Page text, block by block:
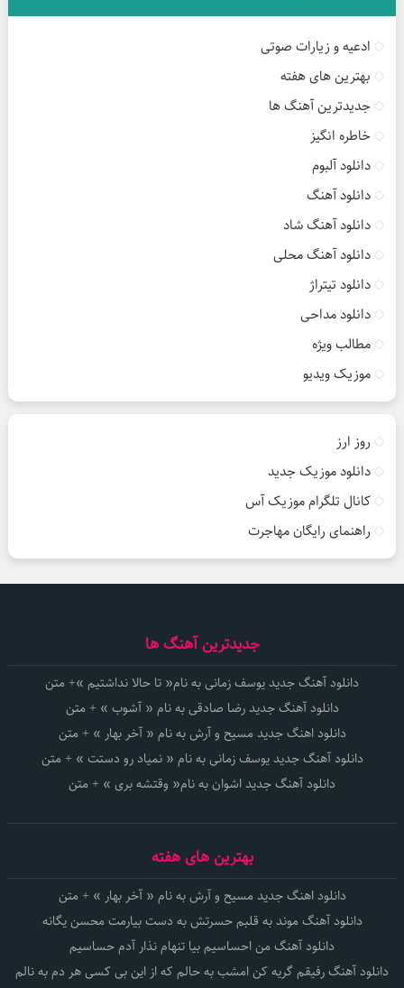
ادعیه و زیارات صوتی
بهترین های هفته
جدیدترین آهنگ ها
خاطره انگیز
دانلود آلبوم
دانلود آهنگ
دانلود آهنگ شاد
دانلود آهنگ محلی
دانلود تیتراژ
دانلود مداحی
مطالب ویژه
موزیک ویدیو
روز ارز
دانلود موزیک جدید
کانال تلگرام موزیک آس
راهنمای رایگان مهاجرت
جدیدترین آهنگ ها
دانلود آهنگ جدید یوسف زمانی به نام« تا حالا نداشتیم »+ متن
دانلود آهنگ جدید رضا صادقی به نام « آشوب » + متن
دانلود اهنگ جدید مسیح و آرش به نام « آخر بهار » + متن
دانلود آهنگ جدید یوسف زمانی به نام « نمیاد رو دستت » + متن
دانلود آهنگ جدید اشوان به نام« وقتشه بری » + متن
بهترین های هفته
دانلود اهنگ جدید مسیح و آرش به نام « آخر بهار » + متن
دانلود آهنگ موند به قلبم حسرتش به دست بیارمت محسن یگانه
دانلود آهنگ من احساسیم بیا تنهام نذار آدم حساسیم
دانلود آهنگ رفیقم گریه کن امشب به حالم که از این بی کسی هر دم به نالم